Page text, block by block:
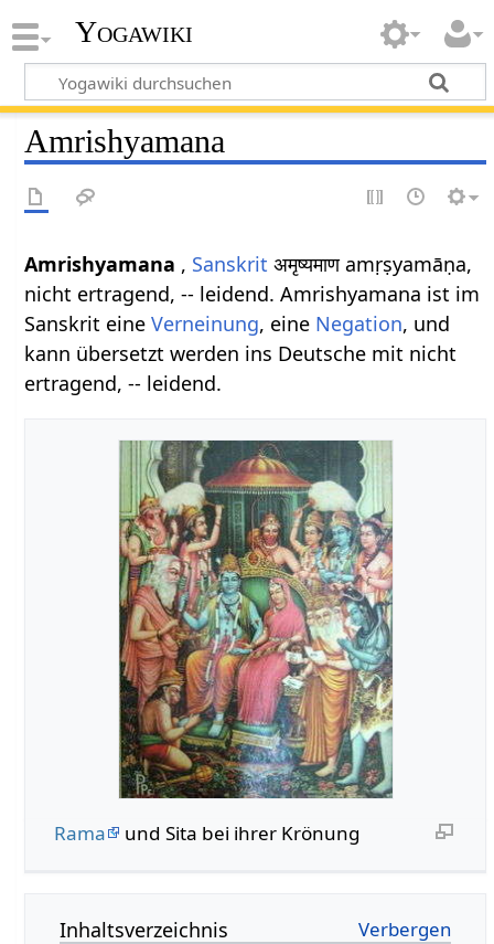
Yogawiki
Amrishyamana
Amrishyamana , Sanskrit अमृष्यमाण amṛṣyamāṇa,
nicht ertragend, -- leidend. Amrishyamana ist im
Sanskrit eineVerneinung, eine Negation, und
kann übersetzt werden ins Deutsche mit nicht
ertragend, -- leidend.
Rama und Sita bei ihrer Krönung
Inhaltsverzeichnis